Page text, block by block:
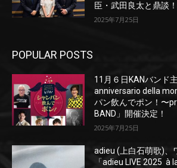
臣・武田良太と鼎談！
2025年7月25日
POPULAR POSTS
11月６日KANバンド
anniversario della
パン飲んでポン！〜
BAND」開催決定！
2025年7月25日
adieu (上白石萌歌)、
「adieu LIVE 2025 à